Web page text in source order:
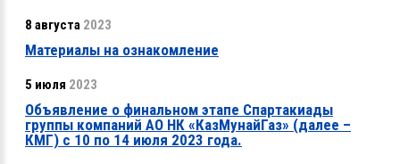
8 августа 2023
Материалы на ознакомление
5 июля 2023
Объявление о финальном этапе Спартакиады
группы компаний АО НК «КазМунайГаз» (далее –
КМГ) с 10 по 14 июля 2023 года.